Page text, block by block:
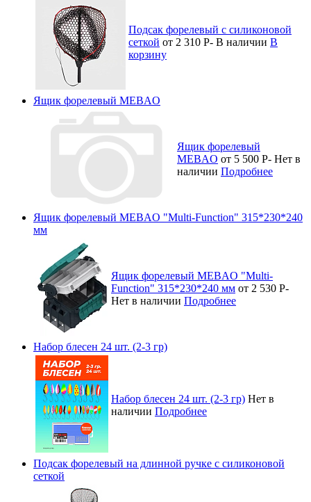
Подсак форелевый с силиконовой
сеткой от 2 310 Р- В наличии В
корзину
Ящик форелевый MEBAO
Ящик форелевый
MEBAO от 5 500 Р- Нет в
наличии Подробнее
Ящик форелевый MEBAO "Multi-Function" 315*230*240
мм
Ящик форелевый MEBAO "Multi-
Function" 315*230*240 мм от 2 530 Р-
Нет в наличии Подробнее
Набор блесен 24 шт. (2-3 гр)
Набор блесен 24 шт. (2-3 гр) Нет в
наличии Подробнее
Подсак форелевый на длинной ручке с силиконовой
сеткой